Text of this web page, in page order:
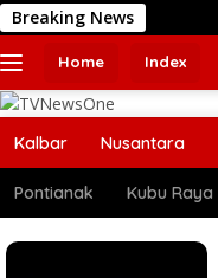
Breaking News
RTLH
Home Index
Kalbar Nusantara
Pontianak Kubu Raya